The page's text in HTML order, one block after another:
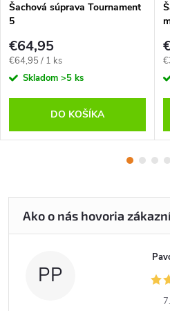
Šachová súprava Tournament
5
€64,95
Jednotková
cena:
€64,95 / 1 ks
Skladom >5 ks
DO KOŠÍKA
PP